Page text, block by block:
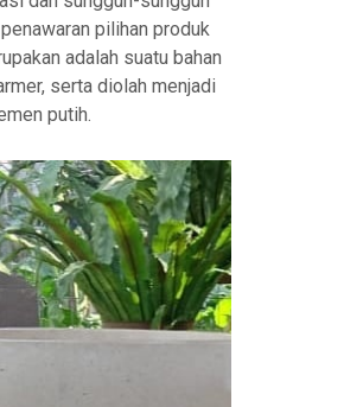
pilihan produk
adalah suatu bahan
serta diolah menjadi
putih.